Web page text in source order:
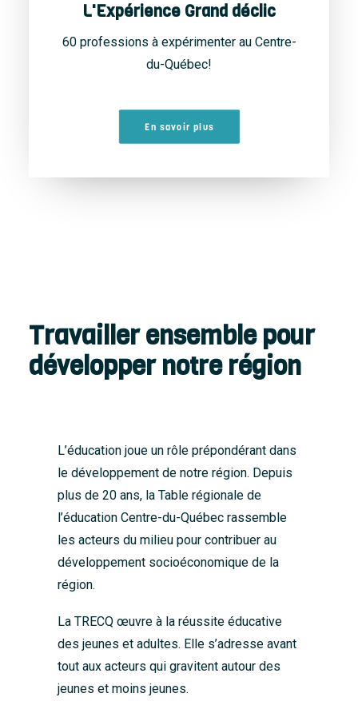
L'Expérience Grand déclic
60 professions à expérimenter au Centre-
du-Québec!
En savoir plus
Travailler ensemble pour
développer notre région
L’éducation joue un rôle prépondérant dans
le développement de notre région. Depuis
plus de 20 ans, la Table régionale de
l’éducation Centre-du-Québec rassemble
les acteurs du milieu pour contribuer au
développement socioéconomique de la
région.
La TRECQ œuvre à la réussite éducative
des jeunes et adultes. Elle s’adresse avant
tout aux acteurs qui gravitent autour des
jeunes et moins jeunes.